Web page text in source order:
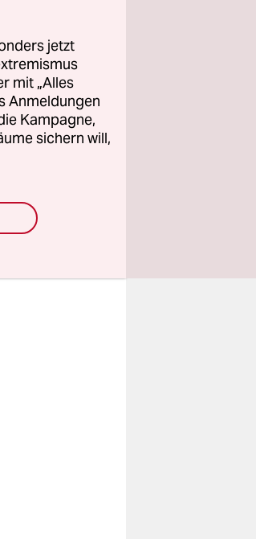
jetzt
mit „Alles
Anmeldungen
Kampagne,
sichern will,